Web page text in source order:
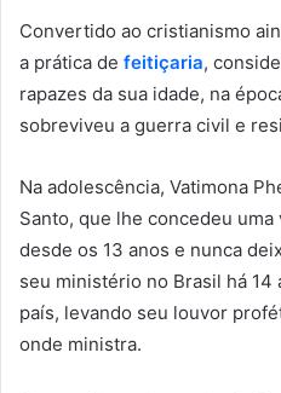
Convertido ao cristianismo
a prática de feitiçaria,
rapazes da sua idade, na
sobreviveu a guerra civil e
Na adolescência, Vatimona
Santo, que lhe concedeu
desde os 13 anos e nunca
seu ministério no Brasil há 14
país, levando seu louvor
onde ministra.